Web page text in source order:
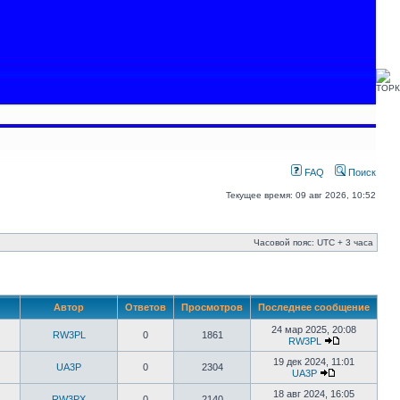
FAQ Поиск
Текущее время: 09 авг 2026, 10:52
Часовой пояс: UTC + 3 часа
Автор Ответов Просмотров Последнее сообщение
RW3PL 0 1861
24 мар 2025, 20:08
RW3PL
UA3P 0 2304
19 дек 2024, 11:01
UA3P
18 авг 2024, 16:05